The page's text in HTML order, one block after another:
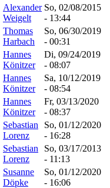
Alexander
Weigelt
So, 02/08/2015
- 13:44
Thomas
Harbach
So, 06/30/2019
- 00:31
Hannes
Könitzer
Di, 09/24/2019
- 08:07
Hannes
Könitzer
Sa, 10/12/2019
- 08:54
Hannes
Könitzer
Fr, 03/13/2020
- 08:37
Sebastian
Lorenz
So, 01/12/2020
- 16:28
Sebastian
Lorenz
So, 03/17/2013
- 11:13
Susanne
Döpke
So, 01/12/2020
- 16:06